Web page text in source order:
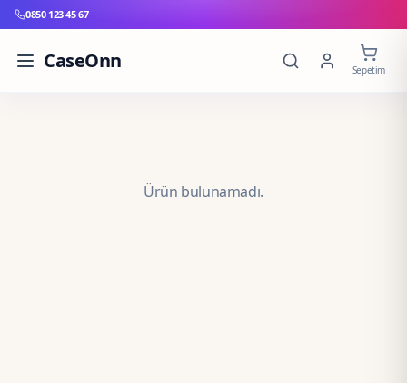
0850 123 45 67
CaseOnn Sepetim
Ürün bulunamadı.